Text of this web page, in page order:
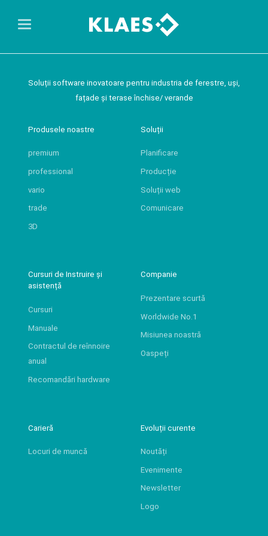
Soluții software inovatoare pentru industria de ferestre, uși,
fațade și terase închise/ verande
Produsele noastre
premium
professional
vario
trade
3D
Soluții
Planificare
Producție
Soluții web
Comunicare
Cursuri de Instruire și
asistență
Cursuri
Manuale
Contractul de reînnoire
anual
Recomandări hardware
Companie
Prezentare scurtă
Worldwide No.1
Misiunea noastră
Oaspeți
Carieră
Locuri de muncă
Evoluții curente
Noutăți
Evenimente
Newsletter
Logo